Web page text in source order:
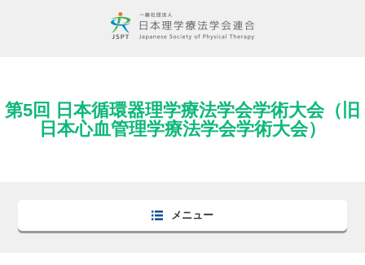
第5回 日本循環器理学療法学会学術大会（旧
日本心血管理学療法学会学術大会）
メニュー